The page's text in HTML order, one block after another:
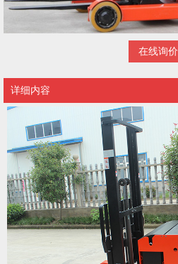
在线询价
详细内容